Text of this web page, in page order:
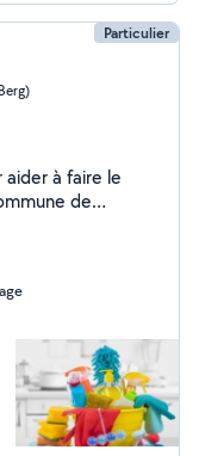
Particulier
aider à faire le
de